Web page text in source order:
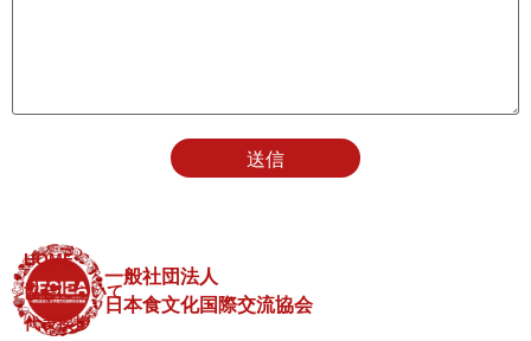
HOME
協会について
代表挨拶
一般社団法人
日本食文化国際交流協会